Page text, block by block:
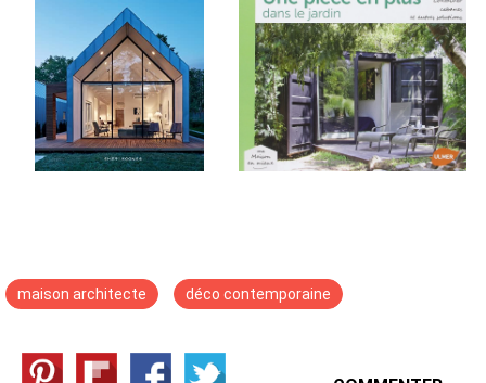
maison architecte déco contemporaine